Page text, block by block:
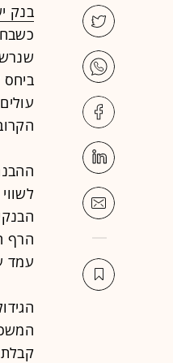
בנק
ביחס
עמד על 42%. מדובר כמובן בגידול של הסיכון עבור